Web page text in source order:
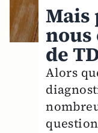
Mais
nous
de
Alors